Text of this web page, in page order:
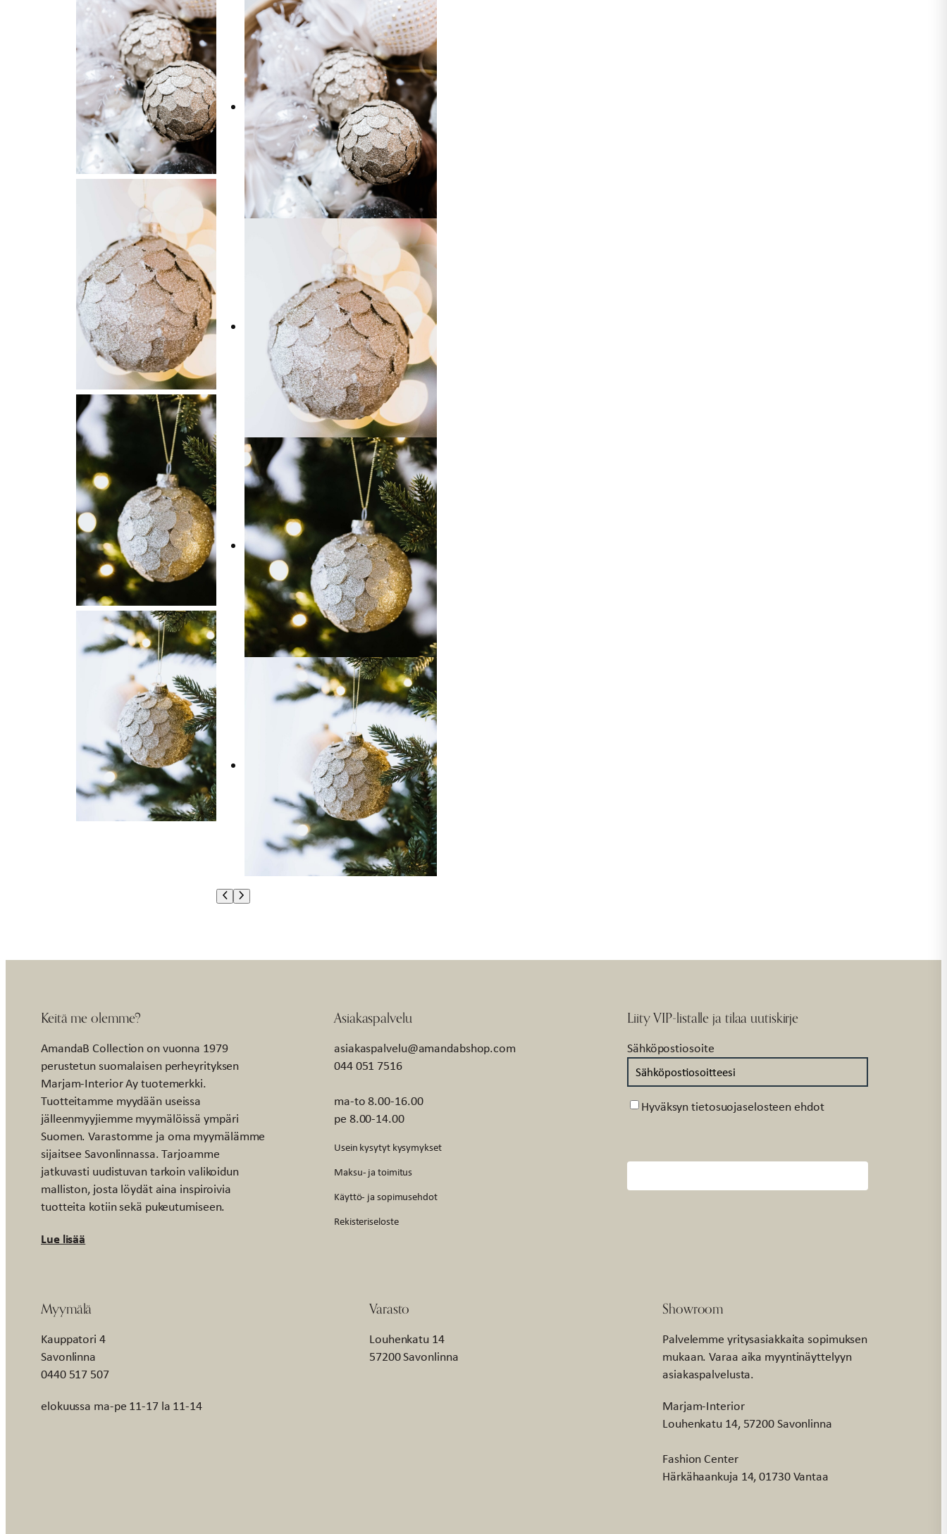
Keitä me olemme?
AmandaB Collection on vuonna 1979
perustetun suomalaisen perheyrityksen
Marjam-Interior Ay tuotemerkki.
Tuotteitamme myydään useissa
jälleenmyyjiemme myymälöissä ympäri
Suomen. Varastomme ja oma myymälämme
sijaitsee Savonlinnassa. Tarjoamme
jatkuvasti uudistuvan tarkoin valikoidun
malliston, josta löydät aina inspiroivia
tuotteita kotiin sekä pukeutumiseen.
Lue lisää
Asiakaspalvelu
asiakaspalvelu@amandabshop.com
044 051 7516
ma-to 8.00-16.00
pe 8.00-14.00
Usein kysytyt kysymykset
Maksu- ja toimitus
Käyttö- ja sopimusehdot
Rekisteriseloste
Liity VIP-listalle ja tilaa uutiskirje
Sähköpostiosoite
Suostumus
Hyväksyn tietosuojaselosteen ehdot
Myymälä
Kauppatori 4
Savonlinna
0440 517 507
elokuussa ma-pe 11-17 la 11-14
Varasto
Louhenkatu 14
57200 Savonlinna
Showroom
Palvelemme yritysasiakkaita sopimuksen
mukaan. Varaa aika myyntinäyttelyyn
asiakaspalvelusta.
Marjam-Interior
Louhenkatu 14, 57200 Savonlinna
Fashion Center
Härkähaankuja 14, 01730 Vantaa